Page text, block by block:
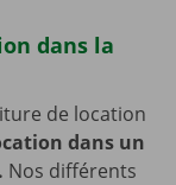
dans la
de location
dans un
Nos différents